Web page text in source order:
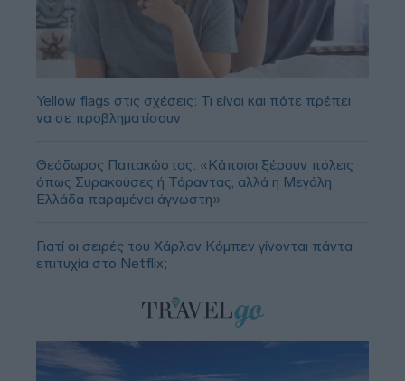
Yellow flags στις σχέσεις: Τι είναι και πότε πρέπει
να σε προβληματίσουν
Θεόδωρος Παπακώστας: «Κάποιοι ξέρουν πόλεις
όπως Συρακούσες ή Τάραντας, αλλά η Μεγάλη
Ελλάδα παραμένει άγνωστη»
Γιατί οι σειρές του Χάρλαν Κόμπεν γίνονται πάντα
επιτυχία στο Netflix;